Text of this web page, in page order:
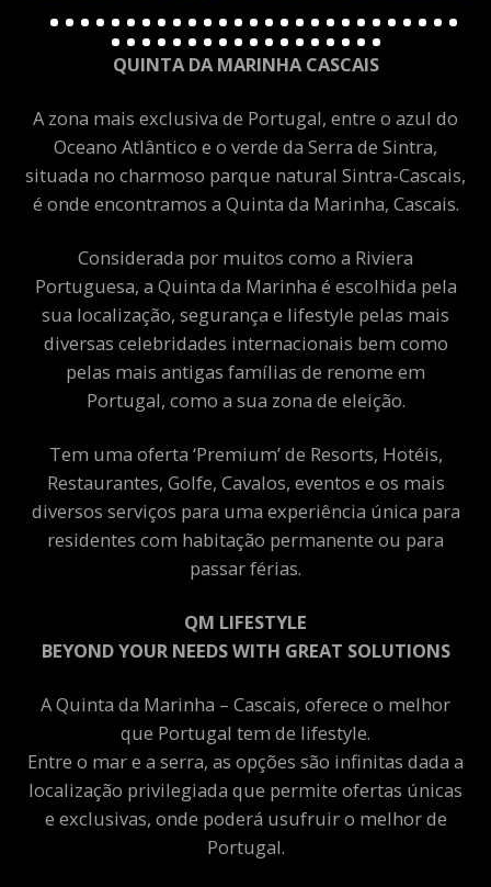
QUINTA DA MARINHA CASCAIS
A zona mais exclusiva de Portugal, entre o azul do
Oceano Atlântico e o verde da Serra de Sintra,
situada no charmoso parque natural Sintra-Cascais,
é onde encontramos a Quinta da Marinha, Cascais.
Considerada por muitos como a Riviera
Portuguesa, a Quinta da Marinha é escolhida pela
sua localização, segurança e lifestyle pelas mais
diversas celebridades internacionais bem como
pelas mais antigas famílias de renome em
Portugal, como a sua zona de eleição.
Tem uma oferta ‘Premium’ de Resorts, Hotéis,
Restaurantes, Golfe, Cavalos, eventos e os mais
diversos serviços para uma experiência única para
residentes com habitação permanente ou para
passar férias.
QM LIFESTYLE
BEYOND YOUR NEEDS WITH GREAT SOLUTIONS
A Quinta da Marinha – Cascais, oferece o melhor
que Portugal tem de lifestyle.
Entre o mar e a serra, as opções são infinitas dada a
localização privilegiada que permite ofertas únicas
e exclusivas, onde poderá usufruir o melhor de
Portugal.